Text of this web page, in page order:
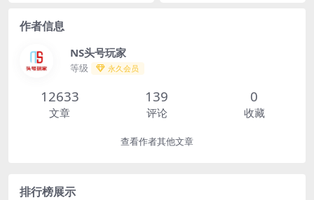
作者信息
NS头号玩家
等级 永久会员
12633
文章
139
评论
0
收藏
查看作者其他文章
排行榜展示